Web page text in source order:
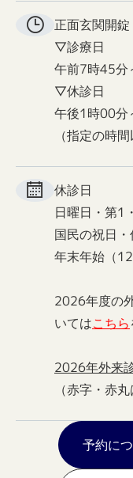
正面玄関開錠
▽診療日
午前7時45分
▽休診日
午後1時00分
（指定の時
休診日
日曜日・第1
国民の祝日・
年末年始（
2026年度の
いてはこちら
2026年外来
（赤字・赤
予約に